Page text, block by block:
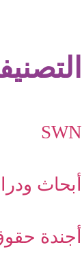
SWN
أبحاث
أجندة